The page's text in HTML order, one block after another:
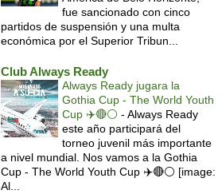
fue sancionado con cinco
partidos de suspensión y una multa
económica por el Superior Tribun...
Club Always Ready
Always Ready jugara la
Gothia Cup - The World Youth
Cup ✈️🔴⚪️ - Always Ready
este año participará del
torneo juvenil más importante
a nivel mundial. Nos vamos a la Gothia
Cup - The World Youth Cup ✈️🔴⚪️ [image:
Al...